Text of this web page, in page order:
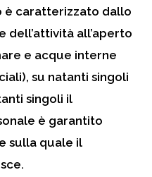
è caratterizzato dallo
dell’attività all’aperto
e acque interne
su natanti singoli
singoli il
è garantito
sulla quale il